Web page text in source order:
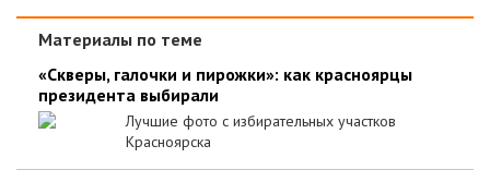
Материалы по теме
«Скверы, галочки и пирожки»: как красноярцы
президента выбирали
Лучшие фото с избирательных участков
Красноярска